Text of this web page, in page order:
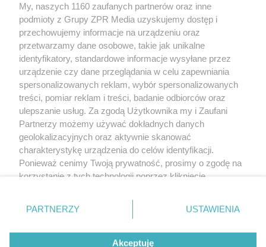
Żaden utwór zamieszczony w serwisie nie może być powielany i
rozpowszechniany lub dalej rozpowszechniany w jakikolwiek sposób (w
tym także elektroniczny lub mechaniczny) na jakimkolwiek polu
eksploatacji w jakiejkolwiek formie, włącznie z umieszczaniem w Internecie
bez pisemnej zgody właściciela praw. Jakiekolwiek użycie lub
wykorzystanie utworów w całości lub w części z naruszeniem prawa, tzn.
bez właściwej zgody, jest zabronione pod groźbą kary i może być ścigane
prawnie.
O nas
My, naszych 1160 zaufanych partnerów oraz inne
podmioty z Grupy ZPR Media uzyskujemy dostęp i
przechowujemy informacje na urządzeniu oraz
przetwarzamy dane osobowe, takie jak unikalne
identyfikatory, standardowe informacje wysyłane przez
urządzenie czy dane przeglądania w celu zapewniania
spersonalizowanych reklam, wybór spersonalizowanych
treści, pomiar reklam i treści, badanie odbiorców oraz
ulepszanie usług. Za zgodą Użytkownika my i Zaufani
Partnerzy możemy używać dokładnych danych
geolokalizacyjnych oraz aktywnie skanować
charakterystykę urządzenia do celów identyfikacji.
Ponieważ cenimy Twoją prywatność, prosimy o zgodę na
korzystanie z tych technologii poprzez kliknięcie
zmienić/wycofać klikając przycisk ustawień prywatności
znajdujący się w lewym dolnym rogu strony
rodzaje przetwarzania danych nie wymagają zgody
użytkownika, ale masz prawo sprzeciwić się takiemu
PARTNERZY USTAWIENIA
Akceptuję